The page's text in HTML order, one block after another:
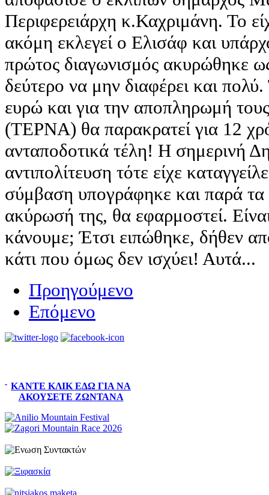
Περιφερειάρχη κ.Καχριμάνη. Το
ακόμη εκλεγεί ο Ελισάφ και
πρώτος διαγωνισμός ακυρώθηκε
δεύτερο να μην διαφέρει και
ευρώ και για την αποπληρωμή
(ΤΕΡΝΑ) θα παρακρατεί για 12
ανταποδοτικά τέλη! Η σημερινή
αντιπολίτευση τότε είχε
σύμβαση υπογράφηκε και παρά τα
ακύρωσή της, θα εφαρμοστεί.
κάνουμε; Έτσι ειπώθηκε, δήθεν
κάτι που όμως δεν ισχύει! Αυτά...
Προηγούμενο
Επόμενο
ΚΆΝΤΕ ΚΛΙΚ ΕΔΏ ΓΙΑ ΝΑ
ΑΚΟΎΣΕΤΕ ΖΩΝΤΑΝΆ